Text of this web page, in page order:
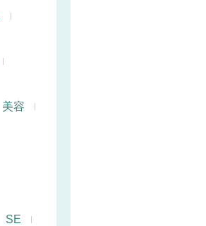
美容
SE